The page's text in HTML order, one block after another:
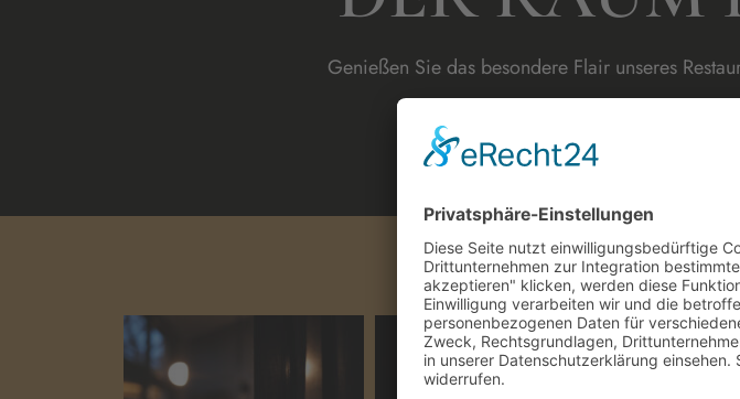
Genießen Sie das besondere Flair unseres